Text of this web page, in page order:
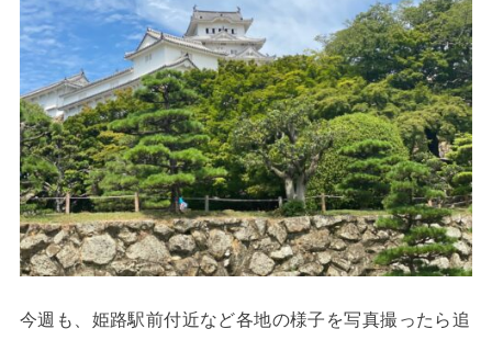
今週も、姫路駅前付近など各地の様子を写真撮ったら追